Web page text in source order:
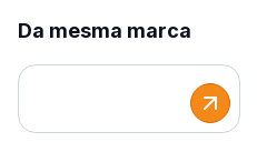
Da mesma marca